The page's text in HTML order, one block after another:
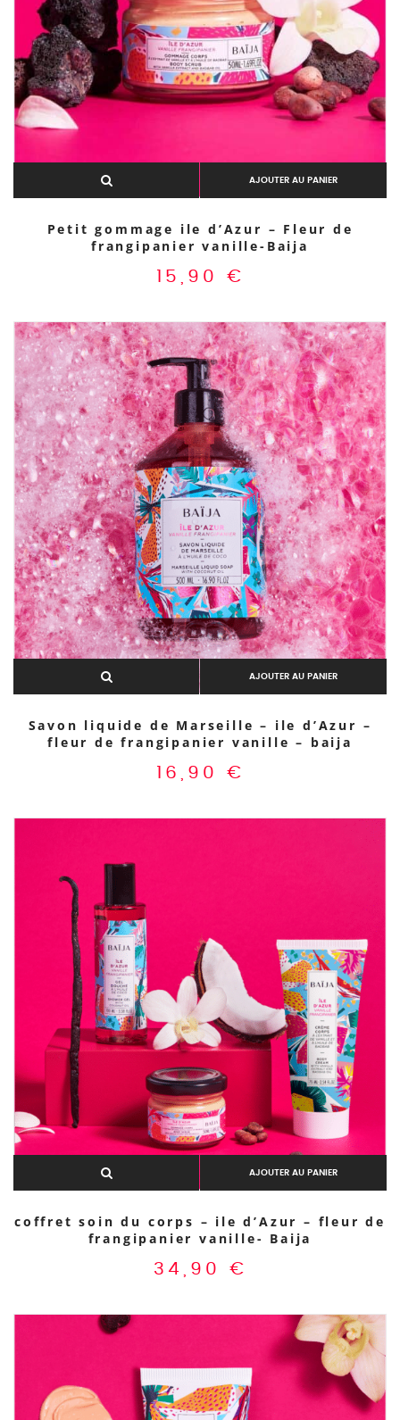
AJOUTER AU PANIER
Petit gommage ile d’Azur – Fleur de
frangipanier vanille-Baija
15,90 €
AJOUTER AU PANIER
Savon liquide de Marseille – ile d’Azur –
fleur de frangipanier vanille – baija
16,90 €
AJOUTER AU PANIER
coffret soin du corps – ile d’Azur – fleur de
frangipanier vanille- Baija
34,90 €